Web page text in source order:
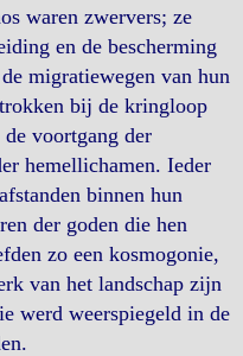
waren zwervers; ze
en de bescherming
migratiewegen van hun
bij de kringloop
voortgang der
hemellichamen. Ieder
binnen hun
der goden die hen
zo een kosmogonie,
van het landschap zijn
werd weerspiegeld in de